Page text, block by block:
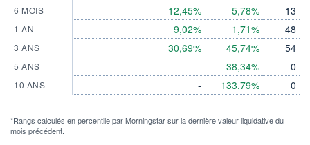
6 MOIS
1 AN
3 ANS
5 ANS
10 ANS
12,45%
9,02%
30,69%
-
-
5,78%
1,71%
45,74%
38,34%
133,79%
13
48
54
0
0
*Rangs calculés en percentile par Morningstar sur la dernière valeur liquidative du
mois précédent.